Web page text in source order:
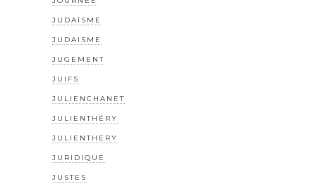
JUDAÏSME
JUDAISME
JUGEMENT
JUIFS
JULIENCHANET
JULIENTHÉRY
JULIENTHERY
JURIDIQUE
JUSTES